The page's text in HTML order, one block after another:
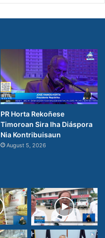
PR Horta Rekoñese
Timoroan Sira Iha Diáspora
Nia Kontribuisaun
August 5, 2026